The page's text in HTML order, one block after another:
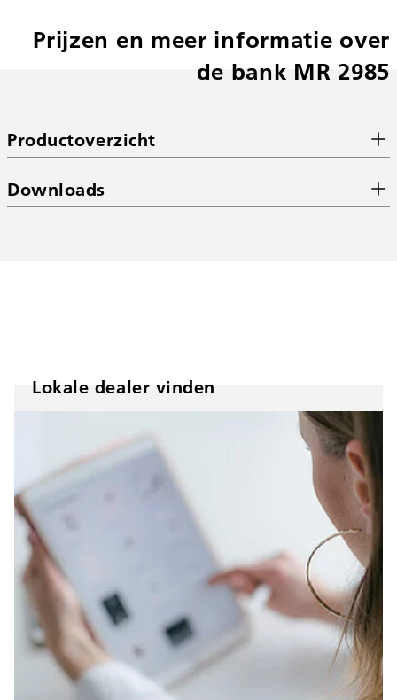
Prijzen en meer informatie over
de bank MR 2985
Productoverzicht
Downloads
Lokale dealer vinden